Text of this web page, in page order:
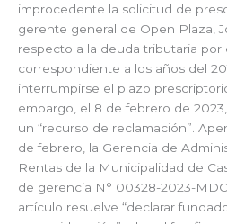
improcedente la solicitud de
gerente general de Open Plaza,
respecto a la deuda tributaria por
correspondiente a los años del
interrumpirse el plazo
embargo, el 8 de febrero de
un “recurso de reclamación”.
de febrero, la Gerencia de
Rentas de la Municipalidad de
de gerencia N° 00328-2023-
artículo resuelve “declarar